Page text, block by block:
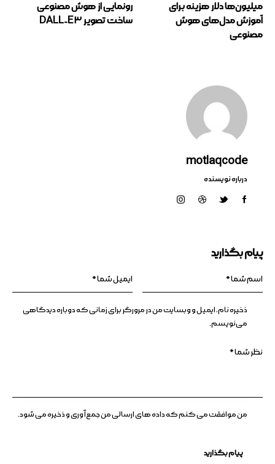
میلیون‌ها دلار هزینه برای
آموزش مدل‌های هوش
مصنوعی
رونمایی از هوش مصنوعی
ساخت تصویر DALL-E 3
motlaqcode
درباره نویسنده
پیام بگذارید
ذخیره نام، ایمیل و وبسایت من در مرورگر برای زمانی که دوباره دیدگاهی
می‌نویسم.
من موافقت می کنم که داده های ارسالی من جمع آوری و ذخیره می شود.